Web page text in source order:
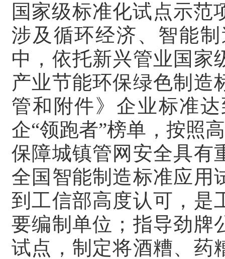
国家级标准化试点示范
涉及循环经济、智能
中，依托新兴管业国家
产业节能环保绿色制造
管和附件》企业标准
企“领跑者”榜单，按照
保障城镇管网安全具有
全国智能制造标准应用
到工信部高度认可，是
要编制单位；指导劲牌
试点，制定将酒糟、药